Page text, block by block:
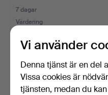
7 dagar
Värdering
Vi använder
Denna tjänst är en del
Vissa cookies är
tjänsten, medan du